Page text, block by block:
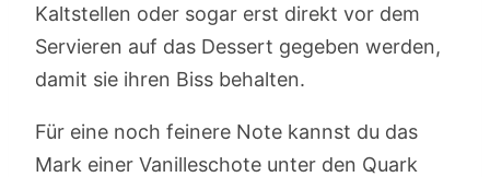
Kaltstellen oder sogar erst direkt vor dem
Servieren auf das Dessert gegeben werden,
damit sie ihren Biss behalten.
Für eine noch feinere Note kannst du das
Mark einer Vanilleschote unter den Quark